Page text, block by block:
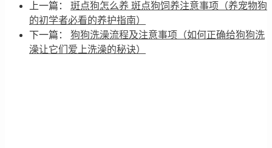
上一篇： 斑点狗怎么养 斑点狗饲养注意事项（养宠物狗
的初学者必看的养护指南）
下一篇： 狗狗洗澡流程及注意事项（如何正确给狗狗洗
澡让它们爱上洗澡的秘诀）